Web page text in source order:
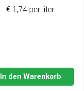
In den Warenkorb
€ 1,74 per liter